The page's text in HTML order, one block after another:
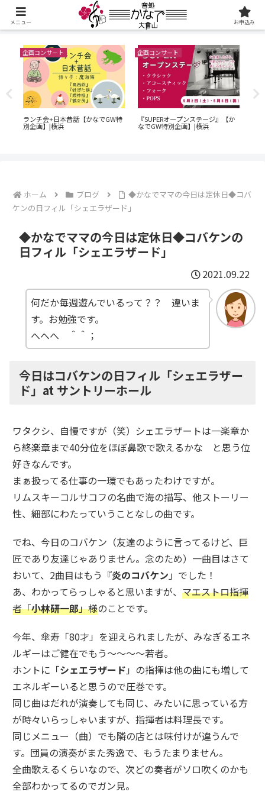
企画コンサート
ランチ会+日本昔話【かなでGW特
別企画】|横浜
企画コンサート
『SUPERオープンステージ』【か
なでGW特別企画】|横浜
ホーム ブログ
◆かなでママの今日は定休日◆コバ
ケンの日フィル「シェエラザード」
◆かなでママの今日は定休日◆コバケンの
日フィル「シェエラザード」
2021.09.22
何だか毎週遊んでいるって？？ 違いま
す。お勉強です。
へへへ ＾＾；
今日はコバケンの日フィル「シェエラザー
ド」at サントリーホール
ワタクシ、自慢ですが（笑）シェエラザートは一楽章か
ら終楽章まで40分位をほぼ鼻歌で歌えるかな と思う位
好きなんです。
まぁ扱ってる仕事の一環でもあったわけですが。
リムスキーコルサコフの名曲で海の描写、他ストーリー
性、細部にわたっていうことなしの曲です。
でね、今日のコバケン（友達のように言ってるけど、巨
匠であり友達じゃありません。念のため）一曲目はさて
おいて、2曲目はもう『炎のコバケン 」でした！
あ、わかってらっしゃると思いますが、 マエストロ指揮
者「小林研一郎」様のことです。
今年、傘寿「80才」を迎えられましたが、みなぎるエネ
ルギーはご健在でもう～～～～若者。
ホントに「シェエラザード 」の指揮は他の曲にも増して
エネルギーいると思うので圧巻です。
同じ曲はだれが演奏しても同じ、みたいに思っている方
が時々いらっしゃいますが、指揮者は料理長です。
同じメニュー（曲）でも隣の店とは味付けが違うんで
す。団員の演奏がまた秀逸で、もうたまりません。
全曲歌えるくらいなので、次どの奏者がソロ吹くのかも
全部わかってるのでガン見。
メニュー お申込み